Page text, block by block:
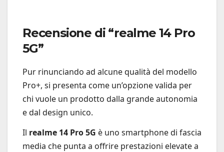
Recensione di “realme 14 Pro
5G”
Pur rinunciando ad alcune qualità del modello
Pro+, si presenta come un’opzione valida per
chi vuole un prodotto dalla grande autonomia
e dal design unico.
Il realme 14 Pro 5G è uno smartphone di fascia
media che punta a offrire prestazioni elevate a